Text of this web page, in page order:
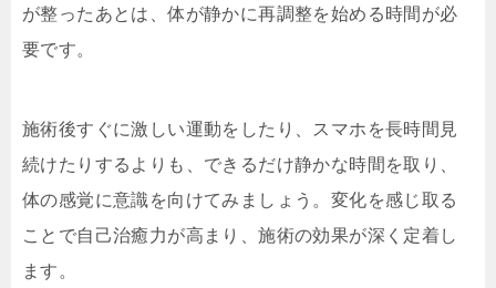
が整ったあとは、体が静かに再調整を始める時間が必
要です。
施術後すぐに激しい運動をしたり、スマホを長時間見
続けたりするよりも、できるだけ静かな時間を取り、
体の感覚に意識を向けてみましょう。変化を感じ取る
ことで自己治癒力が高まり、施術の効果が深く定着し
ます。